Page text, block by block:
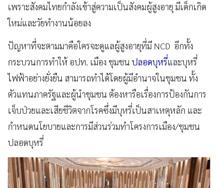
เพราะสังคมไทยกำลังเข้าสู่ความเป็นสังคมผู้สูงอายุ มีเด็กเกิด
ใหม่และวัยทำงานน้อยลง
ปัญหาที่จะตามมาคือใครจะดูแลผู้สูงอายุที่มี NCD อีกทั้ง
กระบวนการทำให้ อปท. เมือง ชุมชน ปลอดบุหรี่และบุหรี่
ไฟฟ้าอย่างยั่งยืน สามารถทำได้โดยผู้มีอำนาจในชุมชน ทั้ง
ตัวแทนภาครัฐและผู้นำชุมชน ต้องหารือเรื่องการป้องกันการ
เจ็บป่วยและเสียชีวิตจากโรคซึ่งมีบุหรี่เป็นสาเหตุหลัก และ
กำหนดนโยบายและการมีส่วนร่วมทำโครงการเมือง/ชุมชน
ปลอดบุหรี่